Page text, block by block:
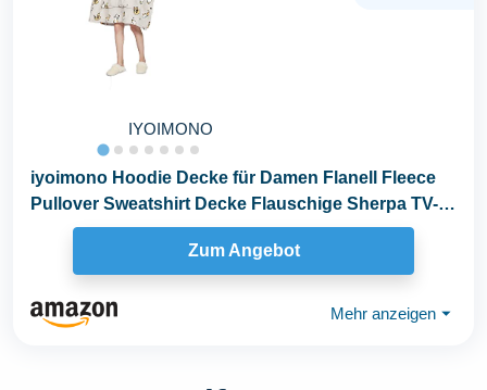
IYOIMONO
iyoimono Hoodie Decke für Damen Flanell Fleece
Pullover Sweatshirt Decke Flauschige Sherpa TV-
Decke...
Zum Angebot
Mehr anzeigen ⏷